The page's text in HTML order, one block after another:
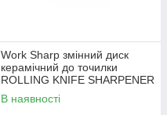
Work Sharp змінний диск
керамічний до точилки
ROLLING KNIFE SHARPENER
В наявності